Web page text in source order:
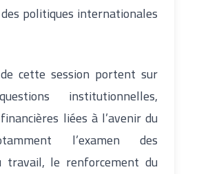
politiques internationales
cette session portent sur
institutionnelles,
liées à l’avenir du
l’examen des
travail, le renforcement du